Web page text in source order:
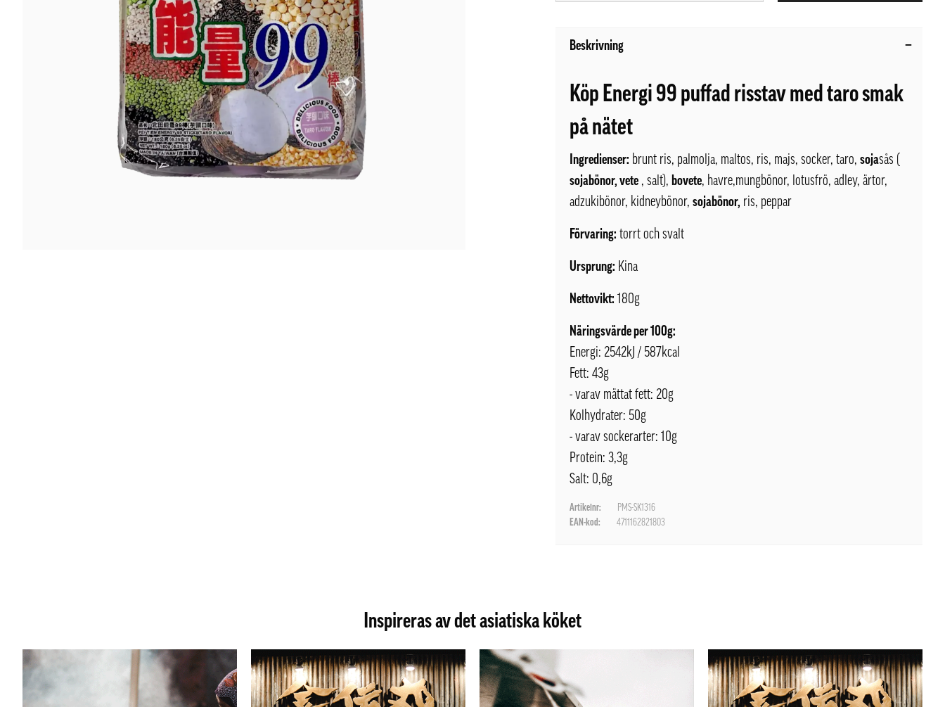
Beskrivning
Köp Energi 99 puffad risstav med taro smak
på nätet
Ingredienser: brunt ris, palmolja, maltos, ris, majs, socker, taro,sojasås (
sojabönor, vete , salt), bovete, havre,mungbönor, lotusfrö, adley, ärtor,
adzukibönor, kidneybönor,sojabönor, ris, peppar
Förvaring: torrt och svalt
Ursprung: Kina
Nettovikt: 180g
Näringsvärde per 100g:
Energi: 2542kJ / 587kcal
Fett: 43g
- varav mättat fett: 20g
Kolhydrater: 50g
- varav sockerarter: 10g
Protein: 3,3g
Salt: 0,6g
Artikelnr:
PMS-SK1316
EAN-kod:
4711162821803
Inspireras av det asiatiska köket